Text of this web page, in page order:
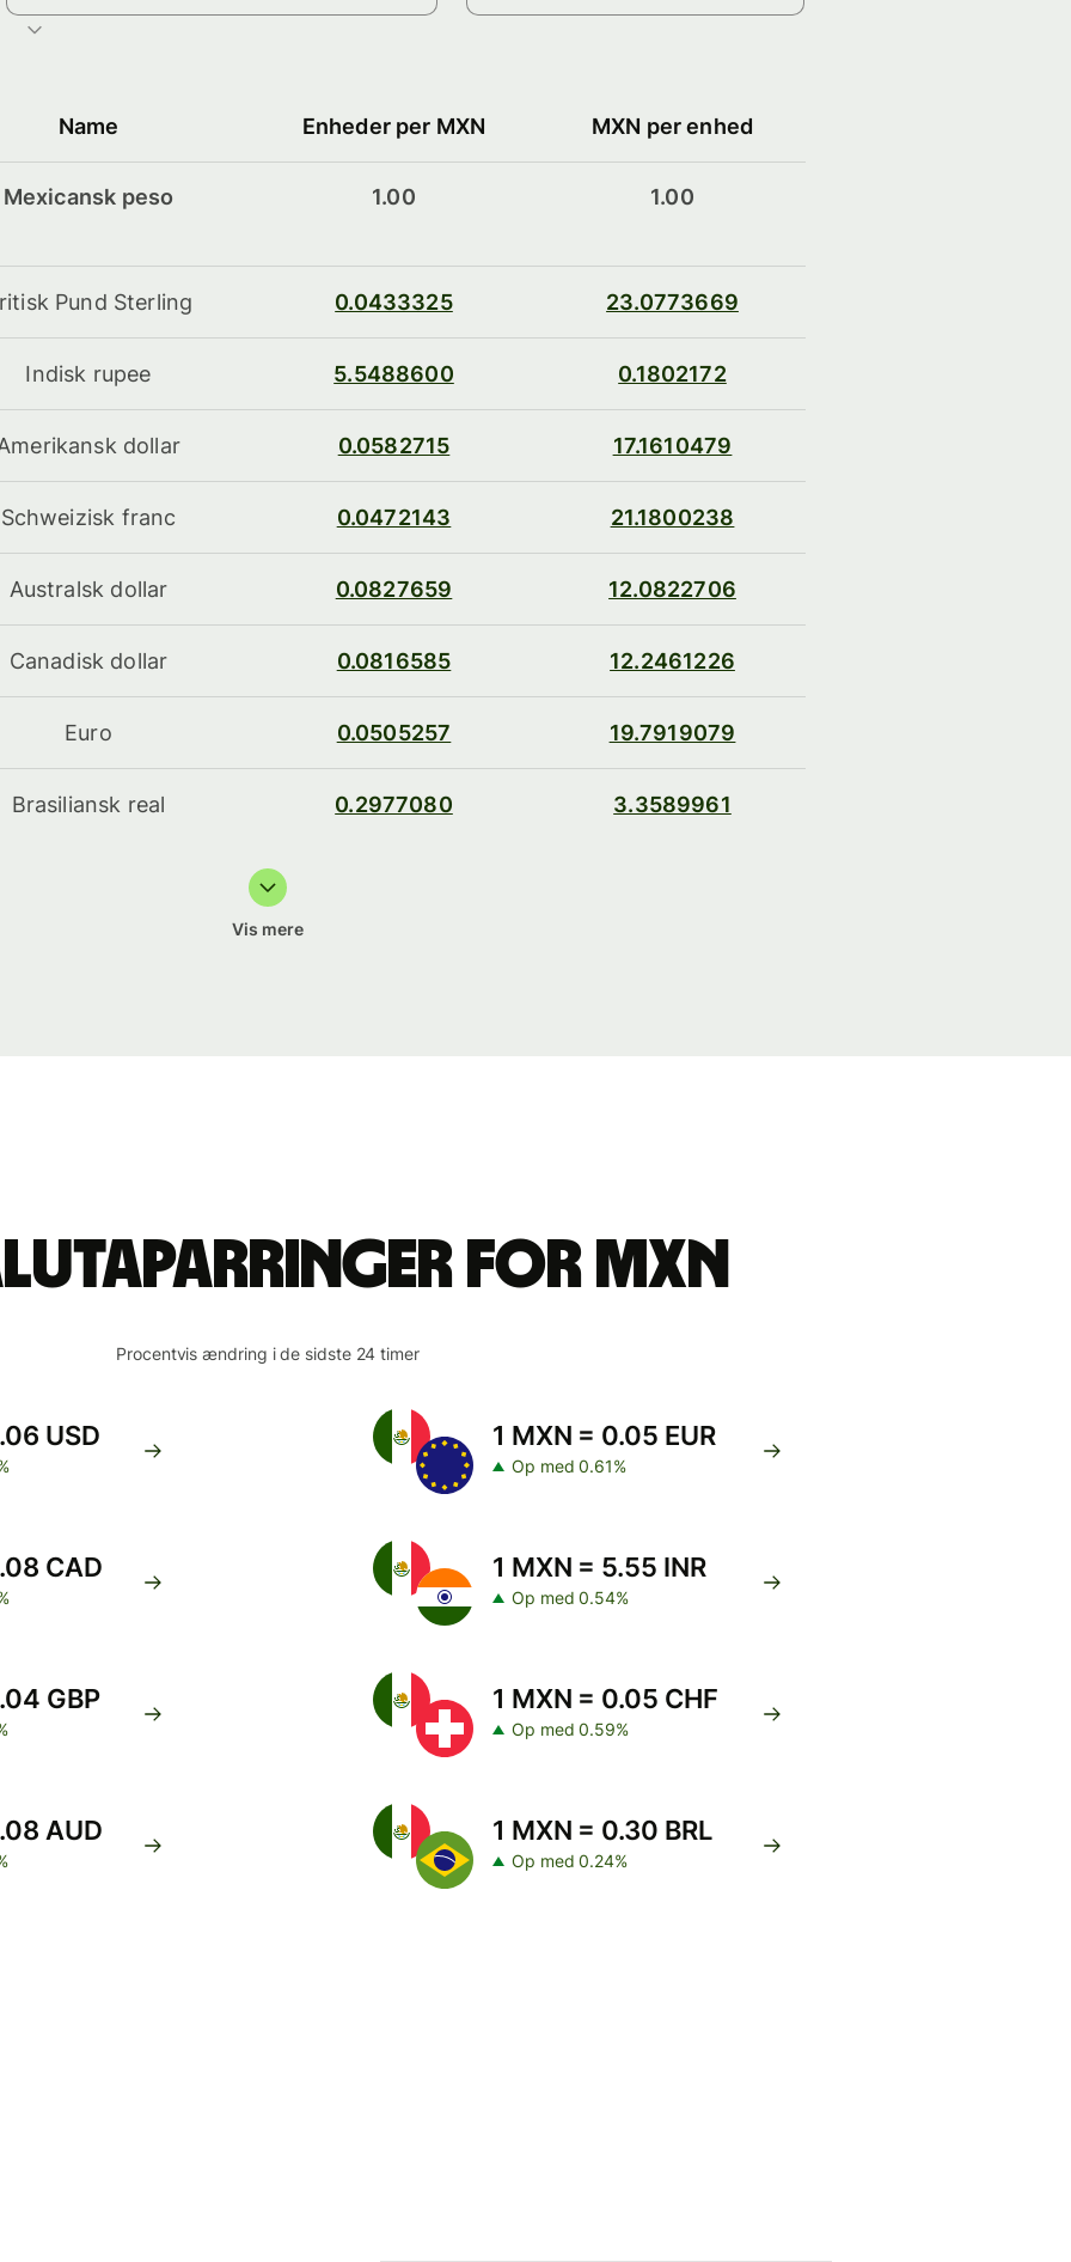
Name Enheder per MXN MXN per enhed
Mexicansk peso 1.00 1.00
Pund Sterling 0.0433325 23.0773669
Indisk rupee 5.5488600 0.1802172
dollar 0.0582715 17.1610479
Schweizisk franc 0.0472143 21.1800238
Australsk dollar 0.0827659 12.0822706
Canadisk dollar 0.0816585 12.2461226
Euro 0.0505257 19.7919079
Brasiliansk real 0.2977080 3.3589961
Vis mere
for MXN
Procentvis ændring i de sidste 24 timer
USD 1 MXN = 0.05 EUR
Op med 0.61%
CAD 1 MXN = 5.55 INR
Op med 0.54%
GBP 1 MXN = 0.05 CHF
Op med 0.59%
AUD 1 MXN = 0.30 BRL
Op med 0.24%